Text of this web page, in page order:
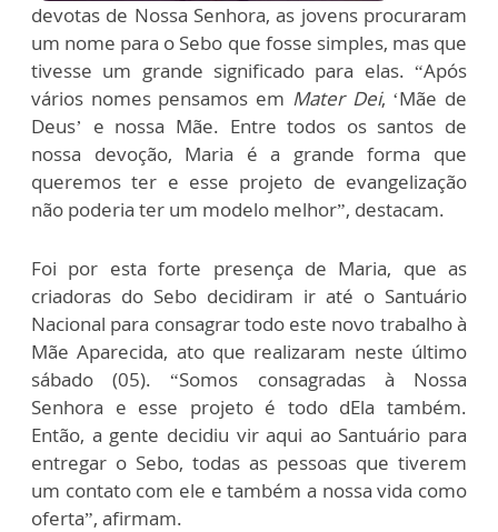
devotas de Nossa Senhora, as jovens procuraram
um nome para o Sebo que fosse simples, mas que
tivesse um grande significado para elas. “Após
vários nomes pensamos em Mater Dei, ‘Mãe de
Deus’ e nossa Mãe. Entre todos os santos de
nossa devoção, Maria é a grande forma que
queremos ter e esse projeto de evangelização
não poderia ter um modelo melhor”, destacam.
Foi por esta forte presença de Maria, que as
criadoras do Sebo decidiram ir até o Santuário
Nacional para consagrar todo este novo trabalho à
Mãe Aparecida, ato que realizaram neste último
sábado (05). “Somos consagradas à Nossa
Senhora e esse projeto é todo dEla também.
Então, a gente decidiu vir aqui ao Santuário para
entregar o Sebo, todas as pessoas que tiverem
um contato com ele e também a nossa vida como
oferta”, afirmam.